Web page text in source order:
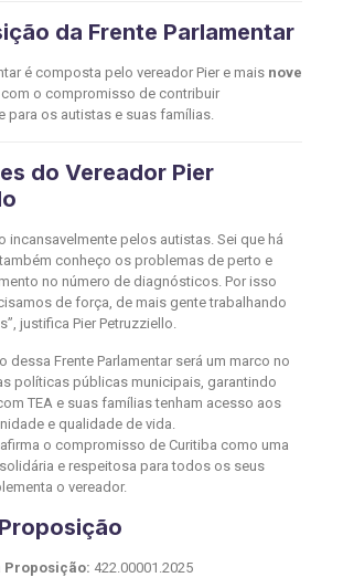
da Frente Parlamentar
é composta pelo vereador Pier e mais nove
com o compromisso de contribuir
para os autistas e suas famílias.
do Vereador Pier
incansavelmente pelos autistas. Sei que há
conheço os problemas de perto e
no número de diagnósticos. Por isso
de força, de mais gente trabalhando
justifica Pier Petruzziello.
dessa Frente Parlamentar será um marco no
políticas públicas municipais, garantindo
TEA e suas famílias tenham acesso aos
e qualidade de vida.
o compromisso de Curitiba como uma
e respeitosa para todos os seus
o vereador.
Proposição: 422.00001.2025